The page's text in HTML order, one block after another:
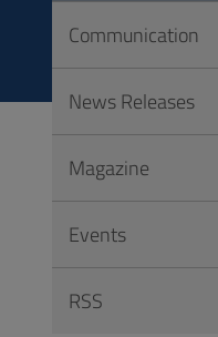
Footer
Communication
News Releases
Magazine
Events
RSS